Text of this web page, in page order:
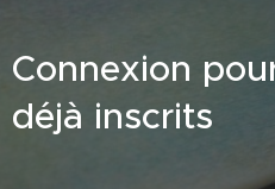
Connexion
déjà inscrits